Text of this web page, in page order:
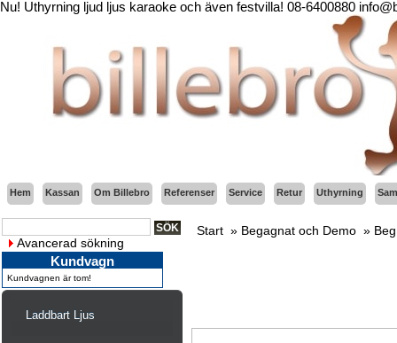
Nu! Uthyrning ljud ljus karaoke och även festvilla! 08-6400880
Hem Kassan Om Billebro Referenser Service Retur Uthyrning
Avancerad sökning
Kundvagn
Kundvagnen är tom!
Laddbart Ljus
Start » Begagnat och Demo »